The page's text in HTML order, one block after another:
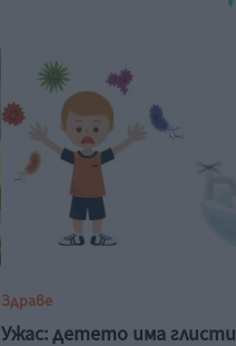
Здраве
Ужас: детето има глисти